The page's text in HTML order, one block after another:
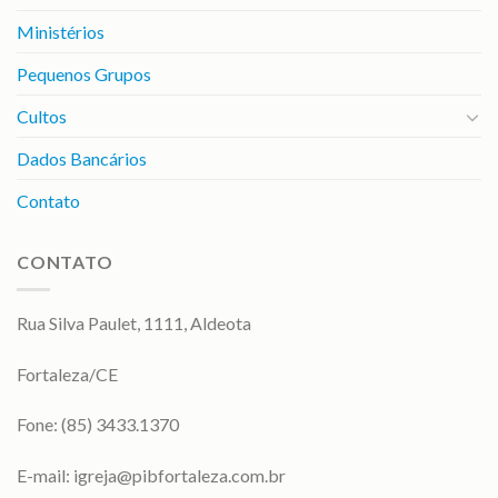
Ministérios
Pequenos Grupos
Cultos
Dados Bancários
Contato
CONTATO
Rua Silva Paulet, 1111, Aldeota
Fortaleza/CE
Fone: (85) 3433.1370
E-mail: igreja@pibfortaleza.com.br